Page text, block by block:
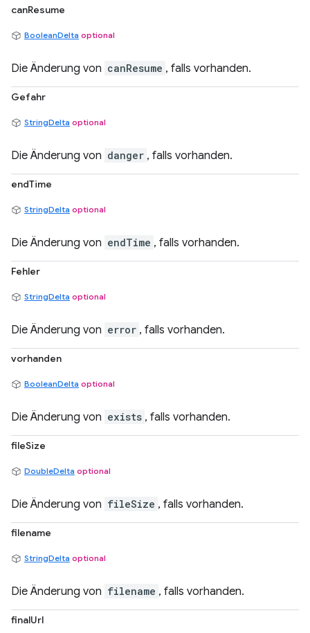
canResume
BooleanDelta optional
Die Änderung von canResume , falls vorhanden.
Gefahr
StringDelta optional
Die Änderung von danger , falls vorhanden.
endTime
StringDelta optional
Die Änderung von endTime , falls vorhanden.
Fehler
StringDelta optional
Die Änderung von error , falls vorhanden.
vorhanden
BooleanDelta optional
Die Änderung von exists , falls vorhanden.
fileSize
DoubleDelta optional
Die Änderung von fileSize , falls vorhanden.
filename
StringDelta optional
Die Änderung von filename , falls vorhanden.
finalUrl